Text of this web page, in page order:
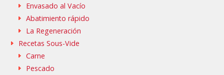
Envasado al Vacío
Abatimiento rápido
La Regeneración
Recetas Sous-Vide
Carne
Pescado